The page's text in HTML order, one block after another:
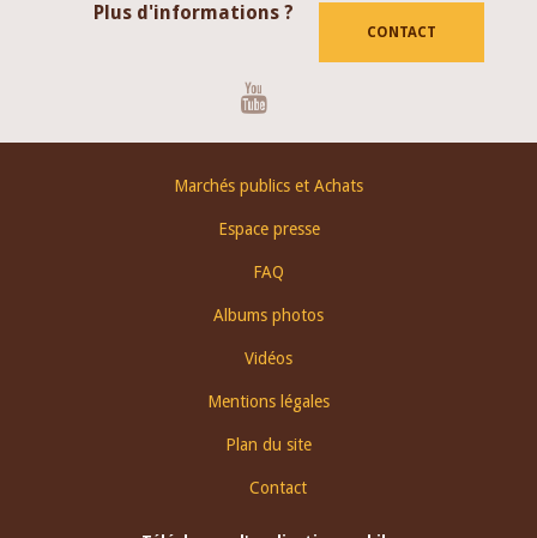
Plus d'informations ?
CONTACT
Marchés publics et Achats
Espace presse
FAQ
Albums photos
Vidéos
Mentions légales
Plan du site
Contact